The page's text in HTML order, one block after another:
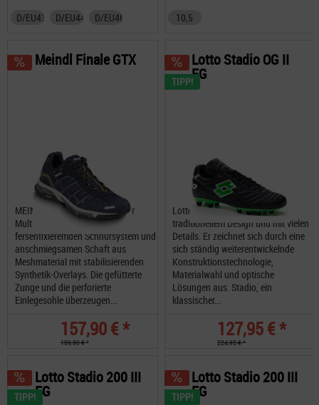
D/EU43 D/EU44 D/EU46 10,5
MEINDL Finale GTX ein leichter
Multifunktionsschuh mit
fersenfixieremden Schnürsystem und
anschmiegsamen Schaft aus
Meshmaterial mit stabilisierenden
Synthetik-Overlays. Die gefütterte
Zunge und die perforierte
Einlegesohle überzeugen...
157,90 € *
189,90 € *
Meindl Finale GTX
TIPP!
Lotto Stadio OG II FG im
traditionellem Design und mit vielen
Details. Er zeichnet sich durch eine
sich ständig weiterentwickelnde
Konstruktionstechnologie,
Materialwahl und optische
Lösungen aus. Stadio, ein
klassischer...
127,95 € *
224,95 € *
Lotto Stadio OG II
FG
TIPP!
Lotto Stadio 200 III
FG TIPP!
Lotto Stadio 200 III
FG